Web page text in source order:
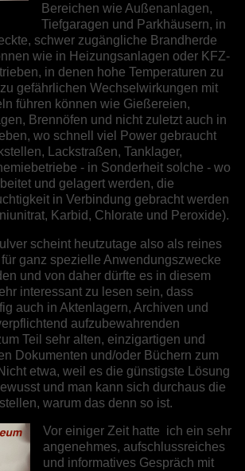
Bereichen wie Außenanlagen,
Tiefgaragen und Parkhäusern, in
schwer zugängliche Brandherde
wie in Heizungsanlagen oder KFZ-
in denen hohe Temperaturen zu
gefährlichen Wechselwirkungen mit
führen können wie Gießereien,
Brennöfen und nicht zuletzt auch in
wo schnell viel Power gebraucht
Lackstraßen, Tanklager,
- in Sonderheit solche - wo
und gelagert werden, die
in Verbindung gebracht werden
Karbid, Chlorate und Peroxide).
scheint heutzutage also als reines
ganz spezielle Anwendungszwecke
und von daher dürfte es in diesem
interessant zu lesen sein, dass
auch in Aktenlagern, Archiven und
aufzubewahrenden
Teil sehr alten, einzigartigen und
Dokumenten und/oder Büchern zum
etwa, weil es die günstigste Lösung
und man kann sich durchaus die
warum das denn so ist.
Vor einiger Zeit hatte ich ein sehr
angenehmes, aufschlussreiches
und informatives Gespräch mit